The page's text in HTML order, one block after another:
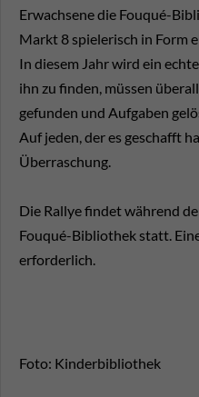
Erwachsene die Fouqué-
Markt 8 spielerisch in Form
In diesem Jahr wird ein
ihn zu finden, müssen
gefunden und Aufgaben
Auf jeden, der es geschafft
Überraschung.
Die Rallye findet während
Fouqué-Bibliothek statt.
erforderlich.
Foto: Kinderbibliothek